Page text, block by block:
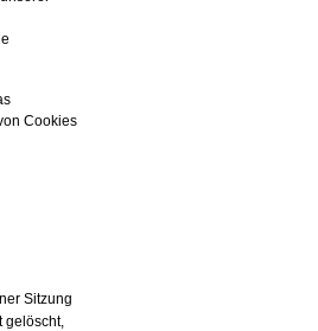
Cookies
Sitzung
gelöscht,